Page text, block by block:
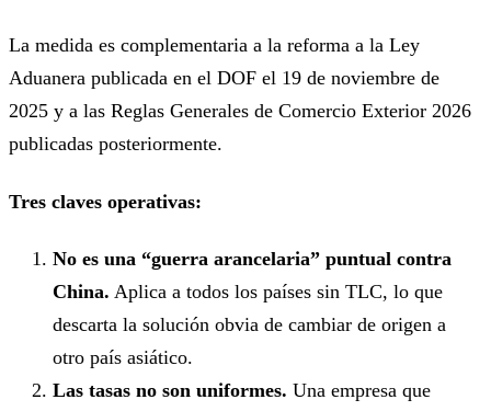
La medida es complementaria a la reforma a la Ley
Aduanera publicada en el DOF el 19 de noviembre de
2025 y a las Reglas Generales de Comercio Exterior 2026
publicadas posteriormente.
Tres claves operativas:
No es una “guerra arancelaria” puntual contra
China. Aplica a todos los países sin TLC, lo que
descarta la solución obvia de cambiar de origen a
otro país asiático.
Las tasas no son uniformes. Una empresa que